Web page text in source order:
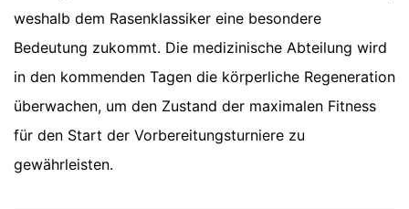
weshalb dem Rasenklassiker eine besondere
Bedeutung zukommt. Die medizinische Abteilung wird
in den kommenden Tagen die körperliche Regeneration
überwachen, um den Zustand der maximalen Fitness
für den Start der Vorbereitungsturniere zu
gewährleisten.